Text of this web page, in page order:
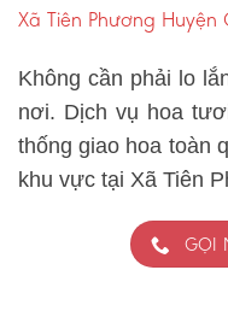
Xã Tiên Phương
Không cần phải lo
nơi. Dịch vụ hoa
thống giao hoa toàn
khu vực tại Xã Tiên
GỌI